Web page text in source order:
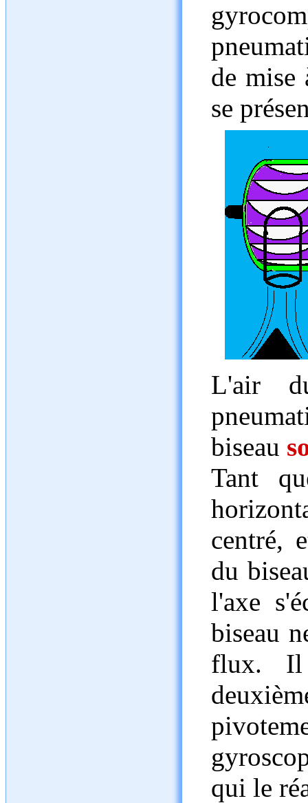
de mise
se
L'air
biseau
Tant
centré,
du
l'axe
biseau
flux. Il
qui le